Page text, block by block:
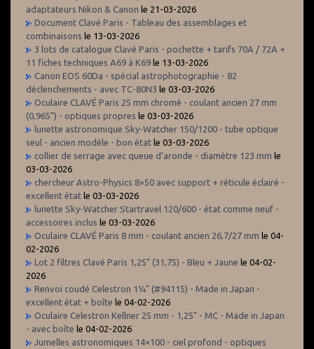
adaptateurs Nikon & Canon le 21-03-2026
Document Clavé Paris - Tableau des assemblages et
combinaisons le 13-03-2026
3 lots de catalogue Clavé Paris - pochette + tarifs 70A / 72A +
11 fiches techniques A69 à K69 le 13-03-2026
Canon EOS 60Da - spécial astrophotographie - 82
déclenchements - avec TC-80N3 le 03-03-2026
Oculaire CLAVÉ Paris 25 mm chromé - coulant ancien 27 mm
(0,965") - optiques propres le 03-03-2026
lunette astronomique Sky-Watcher 150/1200 - tube optique
seul - ancien modèle - bon état le 03-03-2026
collier de serrage avec queue d’aronde - diamètre 123 mm le
03-03-2026
chercheur Astro-Physics 8×50 avec support + réticule éclairé -
excellent état le 03-03-2026
lunette Sky-Watcher Startravel 120/600 - état comme neuf -
accessoires inclus le 03-03-2026
Oculaire CLAVÉ Paris 8 mm - coulant ancien 26,7/27 mm le 04-
02-2026
Lot 2 filtres Clavé Paris 1,25" (31,75) - Bleu + Jaune le 04-02-
2026
Renvoi coudé Celestron 1¼" (#94115) - Made in Japan -
excellent état + boîte le 04-02-2026
Oculaire Celestron Kellner 25 mm - 1,25" - MC - Made in Japan
- avec boîte le 04-02-2026
Jumelles astronomiques 14×100 - ciel profond - optiques